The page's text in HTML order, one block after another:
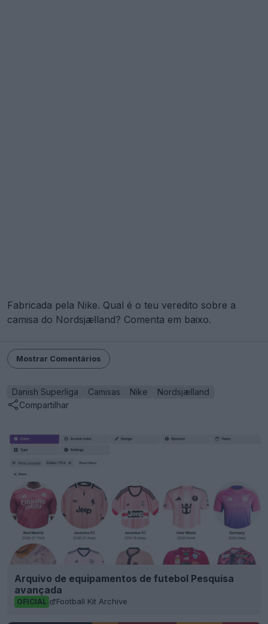
Fabricada pela Nike. Qual é o teu veredito sobre a
camisa do Nordsjælland? Comenta em baixo.
Mostrar Comentários
Danish Superliga Camisas Nike
Nordsjælland
Compartilhar
Arquivo de equipamentos de futebol Pesquisa
avançada
OFICIAL Football Kit Archive